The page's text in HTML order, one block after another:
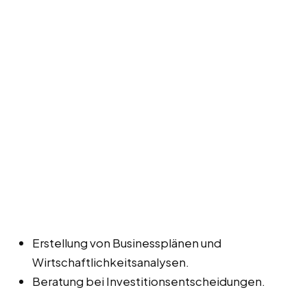
Erstellung von Businessplänen und
Wirtschaftlichkeitsanalysen.
Beratung bei Investitionsentscheidungen.